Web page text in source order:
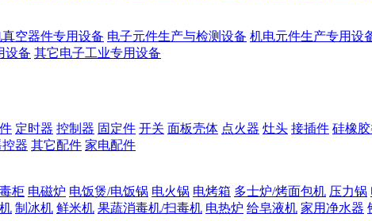
真空器件专用设备 电子元件生产与检测设备 机电元件生产专用设
设备 其它电子工业专用设备
定时器 控制器 固定件 开关 面板壳体 点火器 灶头 接插件 硅橡
器 其它配件 家电配件
柜 电磁炉 电饭煲/电饭锅 电火锅 电烤箱 多士炉/烤面包机 压力锅
制冰机 鲜米机 果蔬消毒机/扫毒机 电热炉 给皂液机 家用净水器